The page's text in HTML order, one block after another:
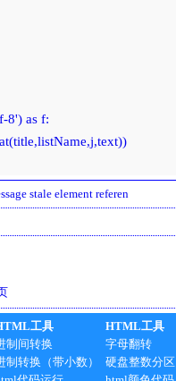
as f:
stale element referen
工具
制间转换
制转换（带小数）
HTML工具
字母翻转
硬盘整数分区